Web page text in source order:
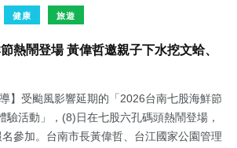
健康 旅遊
熱鬧登場 黃偉哲邀親子下水挖文蛤、
】受颱風影響延期的「2026台南七股海鮮節
驗活動」，(8)日在七股六孔碼頭熱鬧登場，
參加。台南市長黃偉哲、台江國家公園管理